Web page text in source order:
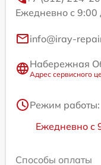
Ежедневно с 9:00
info@iray-
Набережная
Адрес сервисного
Режим работы:
Ежедневно с
Способы оплаты